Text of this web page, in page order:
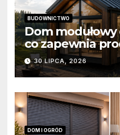
BUDOWNICTWO
Dom modułowy
co zapewnia
domów
30 LIPCA, 2026
DOM I OGRÓD